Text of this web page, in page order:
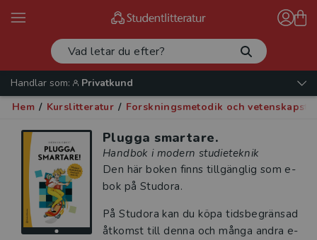
Handlar som:
Privatkund
Hem / Kurslitteratur / Forskningsmetodik och
Plugga smartare.
Handbok i modern studieteknik
Den här boken finns tillgänglig som e-
bok på Studora.
På Studora kan du köpa tidsbegränsad
åtkomst till denna och många andra e-